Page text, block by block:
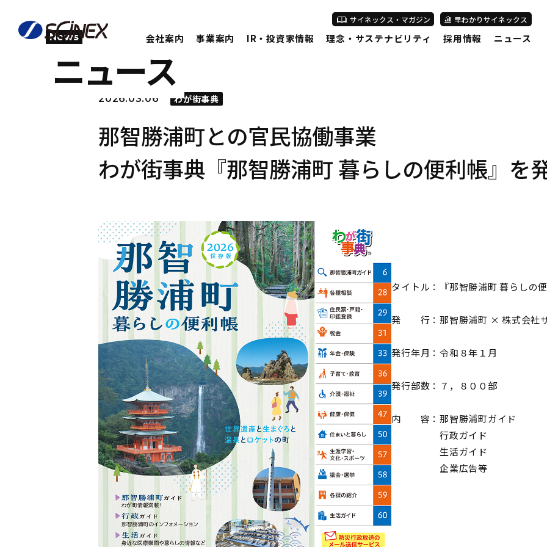
サイネックス・マガジン 早わかりサイネックス
会社案内 事業案内 IR・投資家情報 理念・サステナビリティ 採用情報 ニュース
News
ニュース
2026.03.06 わが街事典
那智勝浦町との官民協働事業
わが街事典『那智勝浦町 暮らしの便利帳』を
タイトル：『那智勝浦町 暮らしの
発 行：那智勝浦町 × 株式会社サ
発行年月：令和８年１月
発行部数：７，８００部
内 容：那智勝浦町ガイド
行政ガイド
生活ガイド
企業広告等